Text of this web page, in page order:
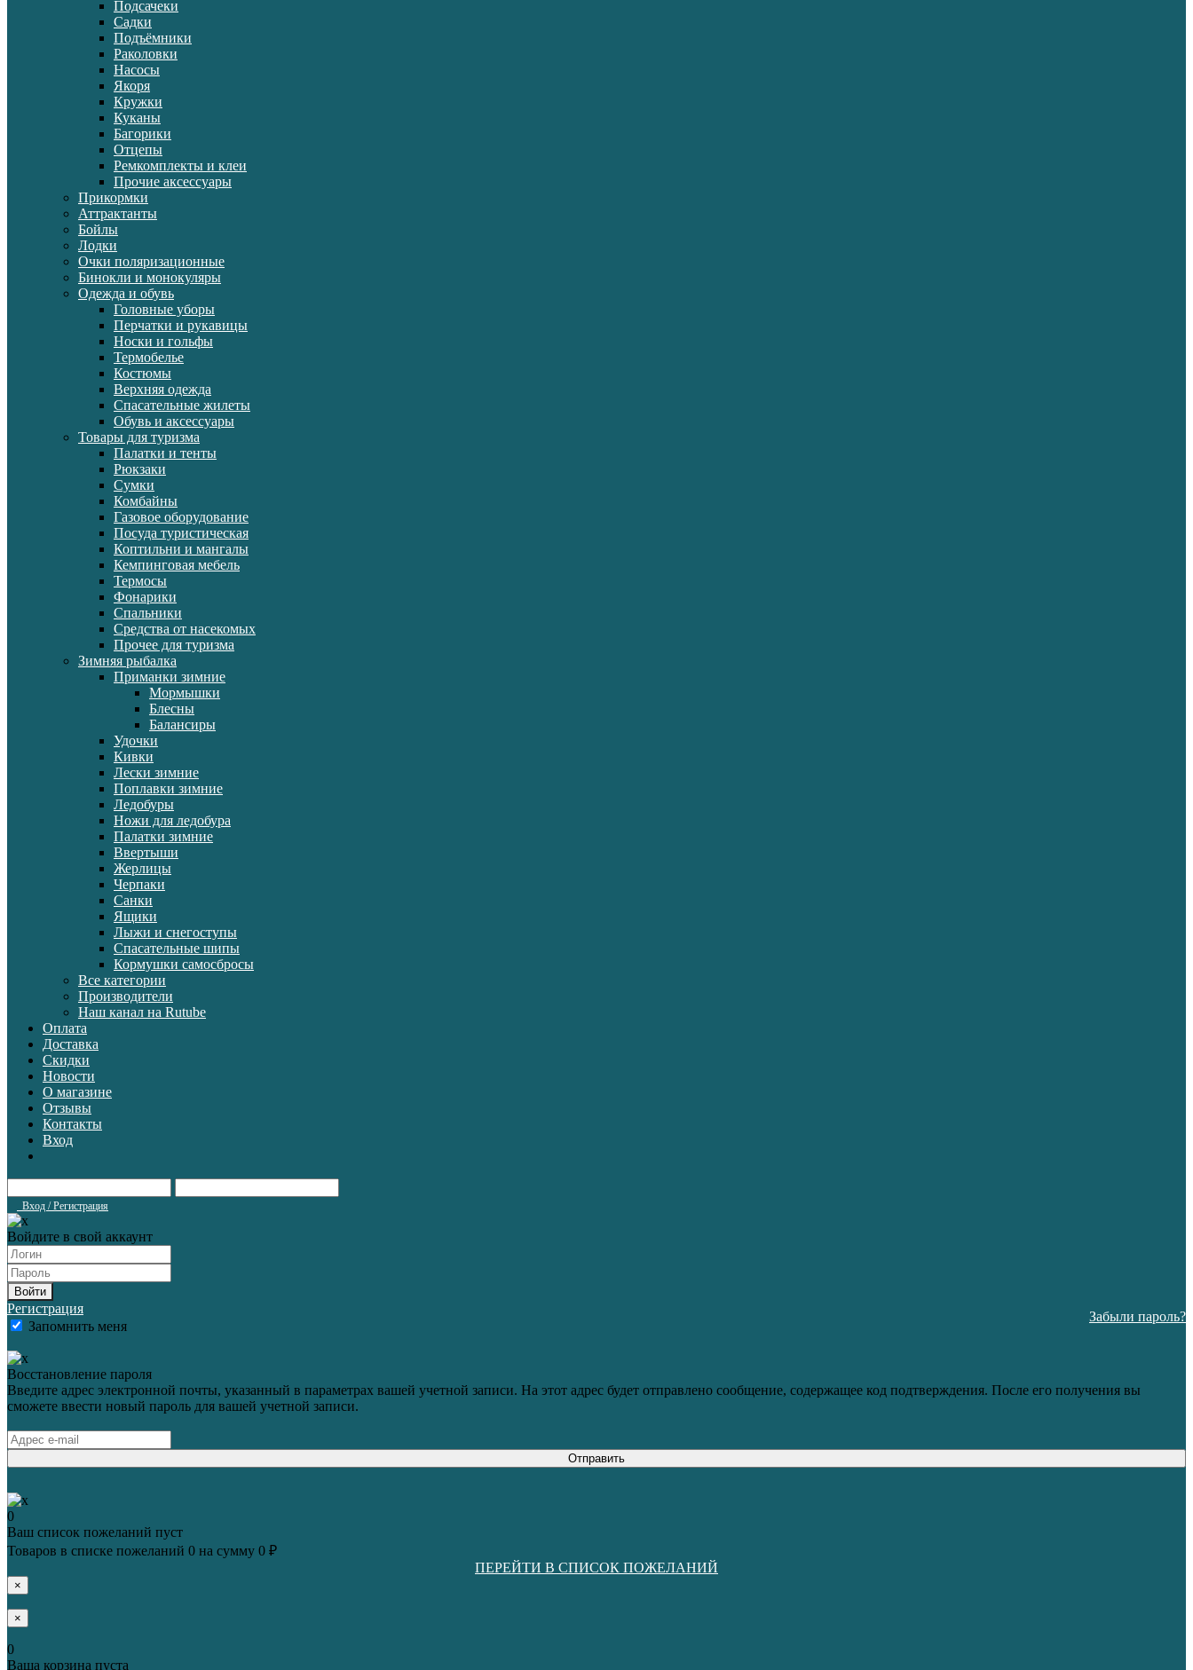
Подсачеки
Садки
Подъёмники
Раколовки
Насосы
Якоря
Кружки
Куканы
Багорики
Отцепы
Ремкомплекты и клеи
Прочие аксессуары
Прикормки
Аттрактанты
Бойлы
Лодки
Очки поляризационные
Бинокли и монокуляры
Одежда и обувь
Головные уборы
Перчатки и рукавицы
Носки и гольфы
Термобелье
Костюмы
Верхняя одежда
Спасательные жилеты
Обувь и аксессуары
Товары для туризма
Палатки и тенты
Рюкзаки
Сумки
Комбайны
Газовое оборудование
Посуда туристическая
Коптильни и мангалы
Кемпинговая мебель
Термосы
Фонарики
Спальники
Средства от насекомых
Прочее для туризма
Зимняя рыбалка
Приманки зимние
Мормышки
Блесны
Балансиры
Удочки
Кивки
Лески зимние
Поплавки зимние
Ледобуры
Ножи для ледобура
Палатки зимние
Ввертыши
Жерлицы
Черпаки
Санки
Ящики
Лыжи и снегоступы
Спасательные шипы
Кормушки самосбросы
Все категории
Производители
Наш канал на Rutube
Оплата
Доставка
Скидки
Новости
О магазине
Отзывы
Контакты
Вход
Вход / Регистрация
Войдите в свой аккаунт
Войти
Регистрация
Запомнить меня
Забыли пароль?
Восстановление пароля
Введите адрес электронной почты, указанный в параметрах вашей учетной записи. На этот адрес будет отправлено сообщение, содержащее код подтверждения. После его получения вы
сможете ввести новый пароль для вашей учетной записи.
Отправить
0
Ваш список пожеланий пуст
Товаров в списке пожеланий 0 на сумму 0 ₽
ПЕРЕЙТИ В СПИСОК ПОЖЕЛАНИЙ
×
×
0
Ваша корзина пуста